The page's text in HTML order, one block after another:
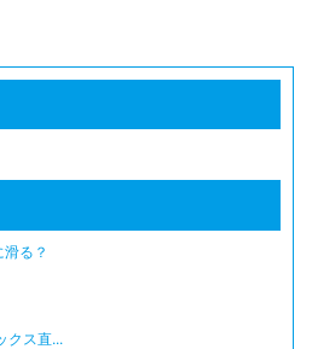
る？
クス直...